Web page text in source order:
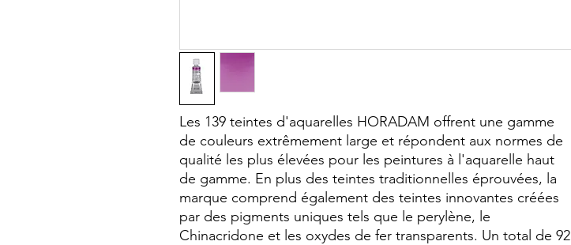
Les 139 teintes d'aquarelles HORADAM offrent une gamme
de couleurs extrêmement large et répondent aux normes de
qualité les plus élevées pour les peintures à l'aquarelle haut
de gamme. En plus des teintes traditionnelles éprouvées, la
marque comprend également des teintes innovantes créées
par des pigments uniques tels que le perylène, le
Chinacridone et les oxydes de fer transparents. Un total de 92